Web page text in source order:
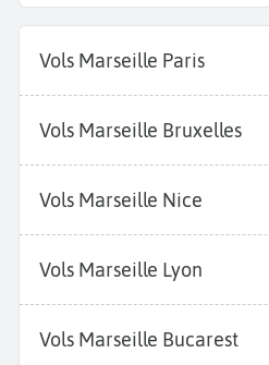
Vols Marseille Paris
Vols Marseille Bruxelles
Vols Marseille Nice
Vols Marseille Lyon
Vols Marseille Bucarest